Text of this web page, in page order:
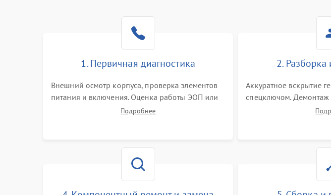
1. Первичная диагностика
Внешний осмотр корпуса, проверка элементов
питания и включения. Оценка работы ЭОП или
цифровой матрицы, проверка встроенной ИК-
Подробнее
2.
Аккуратное вскрытие
спецключом. Демонтаж
высоковольтного